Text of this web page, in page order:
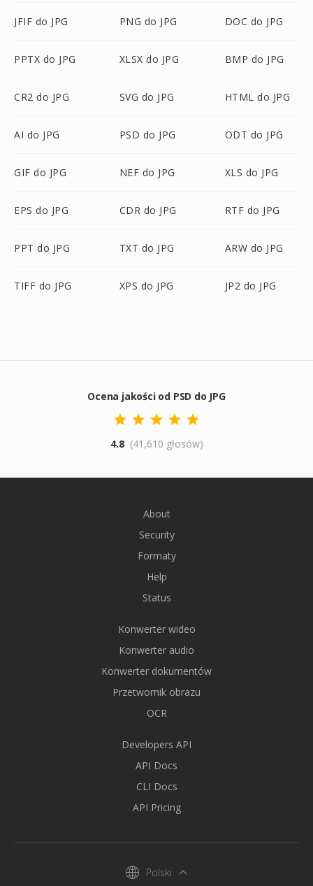
JFIF do JPG PNG do JPG DOC do JPG
PPTX do JPG XLSX do JPG BMP do JPG
CR2 do JPG SVG do JPG HTML do JPG
AI do JPG PSD do JPG ODT do JPG
GIF do JPG NEF do JPG XLS do JPG
EPS do JPG CDR do JPG RTF do JPG
PPT do JPG TXT do JPG ARW do JPG
TIFF do JPG XPS do JPG JP2 do JPG
Ocena jakości od PSD do JPG
4.8 (41,610 głosów)
About
Security
Formaty
Help
Status
Konwerter wideo
Konwerter audio
Konwerter dokumentów
Przetwornik obrazu
OCR
Developers API
API Docs
CLI Docs
API Pricing
Polski